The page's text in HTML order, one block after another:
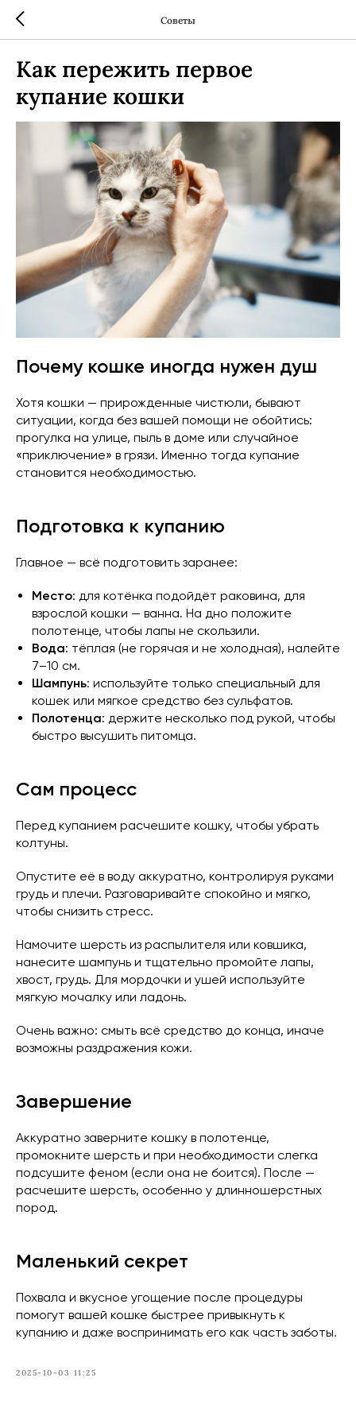
Советы
Как пережить первое
купание кошки
Почему кошке иногда нужен душ
Хотя кошки — прирожденные чистюли, бывают
ситуации, когда без вашей помощи не обойтись:
прогулка на улице, пыль в доме или случайное
«приключение» в грязи. Именно тогда купание
становится необходимостью.
Подготовка к купанию
Главное — всё подготовить заранее:
Место: для котёнка подойдёт раковина, для
взрослой кошки — ванна. На дно положите
полотенце, чтобы лапы не скользили.
Вода: тёплая (не горячая и не холодная), налейте
7–10 см.
Шампунь: используйте только специальный для
кошек или мягкое средство без сульфатов.
Полотенца: держите несколько под рукой, чтобы
быстро высушить питомца.
Сам процесс
Перед купанием расчешите кошку, чтобы убрать
колтуны.
Опустите её в воду аккуратно, контролируя руками
грудь и плечи. Разговаривайте спокойно и мягко,
чтобы снизить стресс.
Намочите шерсть из распылителя или ковшика,
нанесите шампунь и тщательно промойте лапы,
хвост, грудь. Для мордочки и ушей используйте
мягкую мочалку или ладонь.
Очень важно: смыть всё средство до конца, иначе
возможны раздражения кожи.
Завершение
Аккуратно заверните кошку в полотенце,
промокните шерсть и при необходимости слегка
подсушите феном (если она не боится). После —
расчешите шерсть, особенно у длинношерстных
пород.
Маленький секрет
Похвала и вкусное угощение после процедуры
помогут вашей кошке быстрее привыкнуть к
купанию и даже воспринимать его как часть заботы.
2025-10-03 11:25